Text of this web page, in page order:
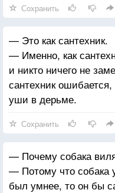
Сохранить
— Это как сантехник.
— Именно, как
и никто ничего не
сантехник
уши в дерьме.
Сохранить
— Почему собака
— Потому что собака
был умнее, то он бы